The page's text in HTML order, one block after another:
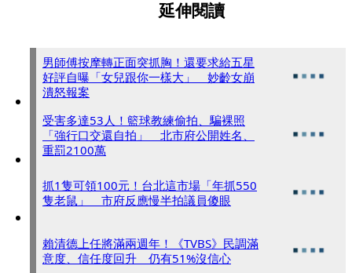
延伸閱讀
男師傅按摩轉正面突抓胸！還要求給五星
好評自曝「女兒跟你一樣大」 妙齡女崩
潰怒報案
受害多達53人！籃球教練偷拍、騙裸照
「強行口交還自拍」 北市府公開姓名、
重罰2100萬
抓1隻可領100元！台北這市場「年抓550
隻老鼠」 市府反應慢半拍議員傻眼
賴清德上任將滿兩週年！《TVBS》民調滿
意度、信任度回升 仍有51%沒信心